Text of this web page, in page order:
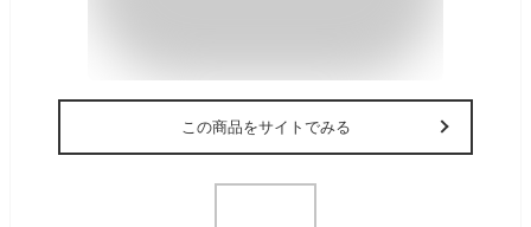
この商品をサイトでみる